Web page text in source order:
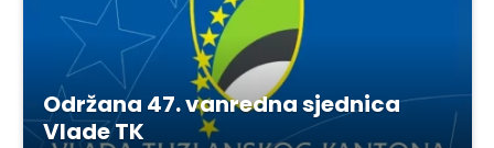
Održana 47. vanredna sjednica
Vlade TK